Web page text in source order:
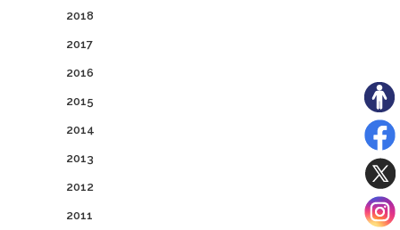
2018
2017
2016
2015
2014
2013
2012
2011